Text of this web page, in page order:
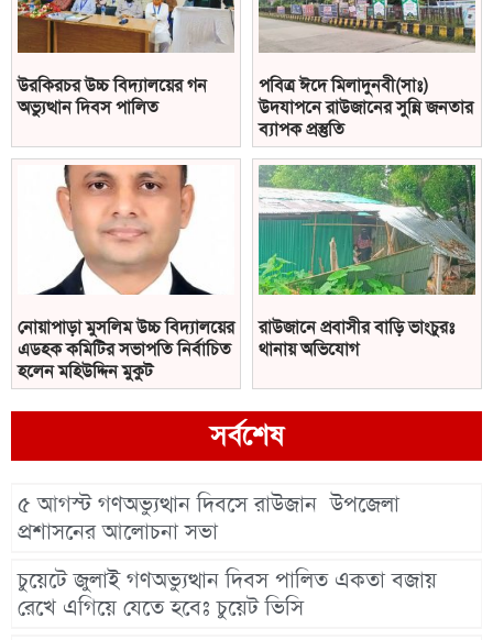
উরকিরচর উচ্চ বিদ্যালয়ের গন
অভ্যুত্থান দিবস পালিত
পবিত্র ঈদে মিলাদুনবী(সাঃ)
উদযাপনে রাউজানের সুন্নি জনতার
ব্যাপক প্রস্তুতি
নোয়াপাড়া মুসলিম উচ্চ বিদ্যালয়ের
এডহক কমিটির সভাপতি নির্বাচিত
হলেন মহিউদ্দিন মুকুট
রাউজানে প্রবাসীর বাড়ি ভাংচুরঃ
থানায় অভিযোগ
সর্বশেষ
৫ আগস্ট গণঅভ্যুত্থান দিবসে রাউজান উপজেলা
প্রশাসনের আলোচনা সভা
চুয়েটে জুলাই গণঅভ্যুত্থান দিবস পালিত একতা বজায়
রেখে এগিয়ে যেতে হবেঃ চুয়েট ভিসি